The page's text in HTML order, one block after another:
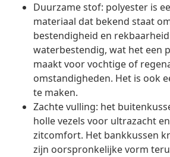
Duurzame stof: polyester is
materiaal dat bekend staat
bestendigheid en
waterbestendig, wat het een
maakt voor vochtige of
omstandigheden. Het is ook
te maken.
Zachte vulling: het
holle vezels voor ultrazacht
zitcomfort. Het bankkussen
zijn oorspronkelijke vorm